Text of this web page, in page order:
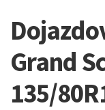
Grand
135/